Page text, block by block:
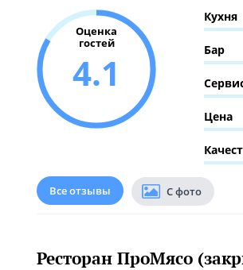
Оценка
гостей
4.1
Кухня
Бар
Цена
Все отзывы С фото
Ресторан ПроМясо